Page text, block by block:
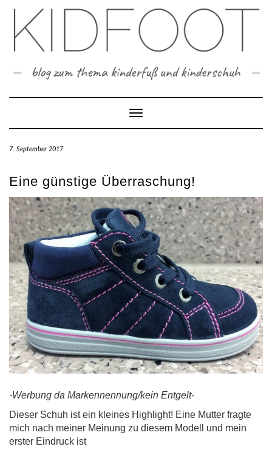
content
Toggle Navigation
7. September 2017
Eine günstige Überraschung!
-Werbung da Markennennung/kein Entgelt-
Dieser Schuh ist ein kleines Highlight! Eine Mutter fragte
mich nach meiner Meinung zu diesem Modell und mein
erster Eindruck ist